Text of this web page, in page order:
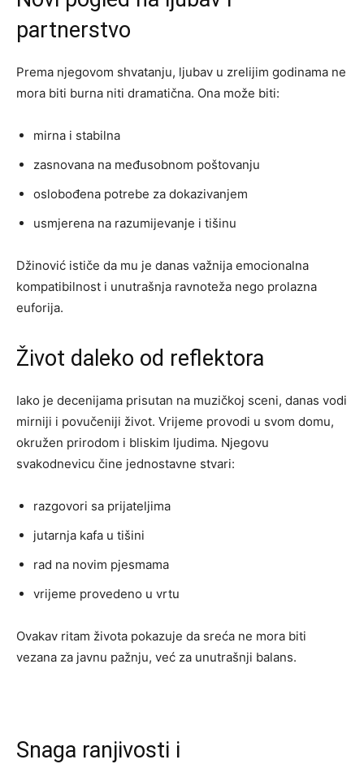
partnerstvo
Prema njegovom shvatanju, ljubav u zrelijim godinama ne
mora biti burna niti dramatična. Ona može biti:
mirna i stabilna
zasnovana na međusobnom poštovanju
oslobođena potrebe za dokazivanjem
usmjerena na razumijevanje i tišinu
Džinović ističe da mu je danas važnija emocionalna
kompatibilnost i unutrašnja ravnoteža nego prolazna
euforija.
Život daleko od reflektora
Iako je decenijama prisutan na muzičkoj sceni, danas vodi
mirniji i povučeniji život. Vrijeme provodi u svom domu,
okružen prirodom i bliskim ljudima. Njegovu
svakodnevicu čine jednostavne stvari:
razgovori sa prijateljima
jutarnja kafa u tišini
rad na novim pjesmama
vrijeme provedeno u vrtu
Ovakav ritam života pokazuje da sreća ne mora biti
vezana za javnu pažnju, već za unutrašnji balans.
Snaga ranjivosti i